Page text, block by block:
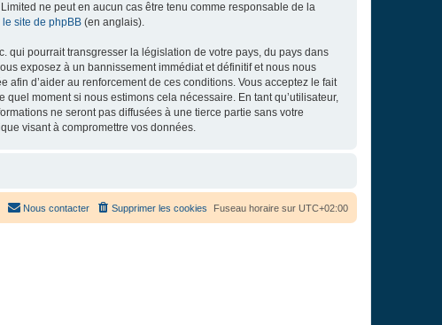
ne peut en aucun cas être tenu comme responsable de la
le site de phpBB (en anglais).
qui pourrait transgresser la législation de votre pays, du pays dans
exposez à un bannissement immédiat et définitif et nous nous
afin d’aider au renforcement de ces conditions. Vous acceptez le fait
moment si nous estimons cela nécessaire. En tant qu’utilisateur,
ne seront pas diffusées à une tierce partie sans votre
visant à compromettre vos données.
Fuseau horaire sur UTC+02:00
Supprimer les cookies
Nous contacter